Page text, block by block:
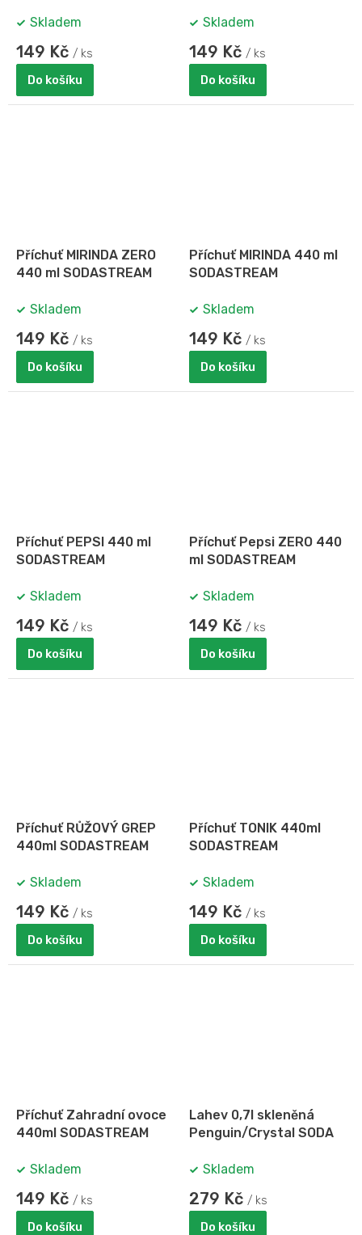
Skladem
149 Kč / ks
Do košíku
Skladem
149 Kč / ks
Do košíku
Příchuť MIRINDA ZERO
440 ml SODASTREAM
Skladem
149 Kč / ks
Do košíku
Příchuť MIRINDA 440 ml
SODASTREAM
Skladem
149 Kč / ks
Do košíku
Příchuť PEPSI 440 ml
SODASTREAM
Skladem
149 Kč / ks
Do košíku
Příchuť Pepsi ZERO 440
ml SODASTREAM
Skladem
149 Kč / ks
Do košíku
Příchuť RŮŽOVÝ GREP
440ml SODASTREAM
Skladem
149 Kč / ks
Do košíku
Příchuť TONIK 440ml
SODASTREAM
Skladem
149 Kč / ks
Do košíku
Příchuť Zahradní ovoce
440ml SODASTREAM
Skladem
149 Kč / ks
Do košíku
Lahev 0,7l skleněná
Penguin/Crystal SODA
Skladem
279 Kč / ks
Do košíku